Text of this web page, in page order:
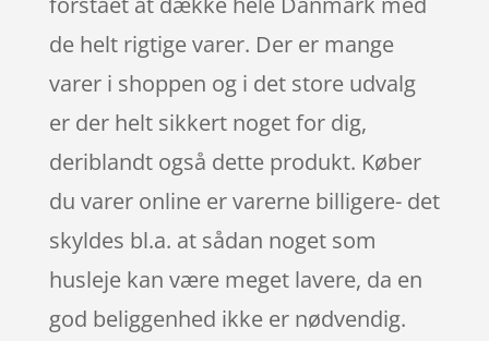
de helt rigtige varer. Der er mange
varer i shoppen og i det store udvalg
er der helt sikkert noget for dig,
deriblandt også dette produkt. Køber
du varer online er varerne billigere- det
skyldes bl.a. at sådan noget som
husleje kan være meget lavere, da en
god beliggenhed ikke er nødvendig.